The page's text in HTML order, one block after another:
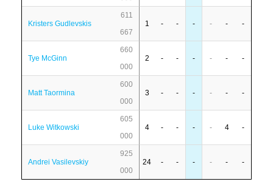
Kristers Gudlevskis
611
667
1 - - - - - -
Tye McGinn
660
000
2 - - - - - -
Matt Taormina
600
000
3 - - - - - -
Luke Witkowski
605
000
4 - - - - 4 -
Andrei Vasilevskiy
925
000
24 - - - - - -